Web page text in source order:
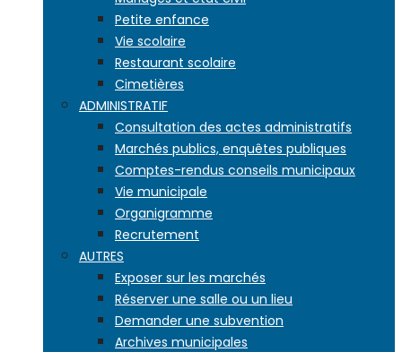
Petite enfance
Vie scolaire
Restaurant scolaire
Cimetières
ADMINISTRATIF
Consultation des actes administratifs
Marchés publics, enquêtes publiques
Comptes-rendus conseils municipaux
Vie municipale
Organigramme
Recrutement
AUTRES
Exposer sur les marchés
Réserver une salle ou un lieu
Demander une subvention
Archives municipales